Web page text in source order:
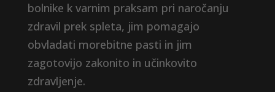
bolnike k varnim praksam pri naročanju
zdravil prek spleta, jim pomagajo
obvladati morebitne pasti in jim
zagotovijo zakonito in učinkovito
zdravljenje.